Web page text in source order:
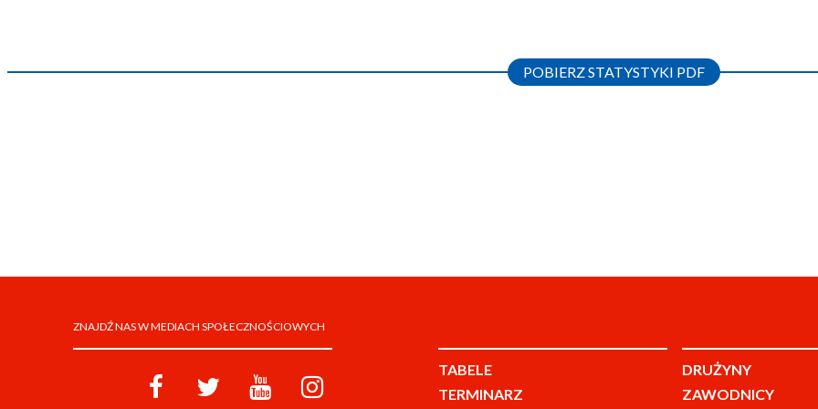
POBIERZ STATYSTYKI PDF
ZNAJDŹ NAS W MEDIACH SPOŁECZNOŚCIOWYCH
TABELE
TERMINARZ
DRUŻYNY
ZAWODNICY